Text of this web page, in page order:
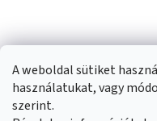
A weboldal sütiket
használatukat, vagy
szerint.